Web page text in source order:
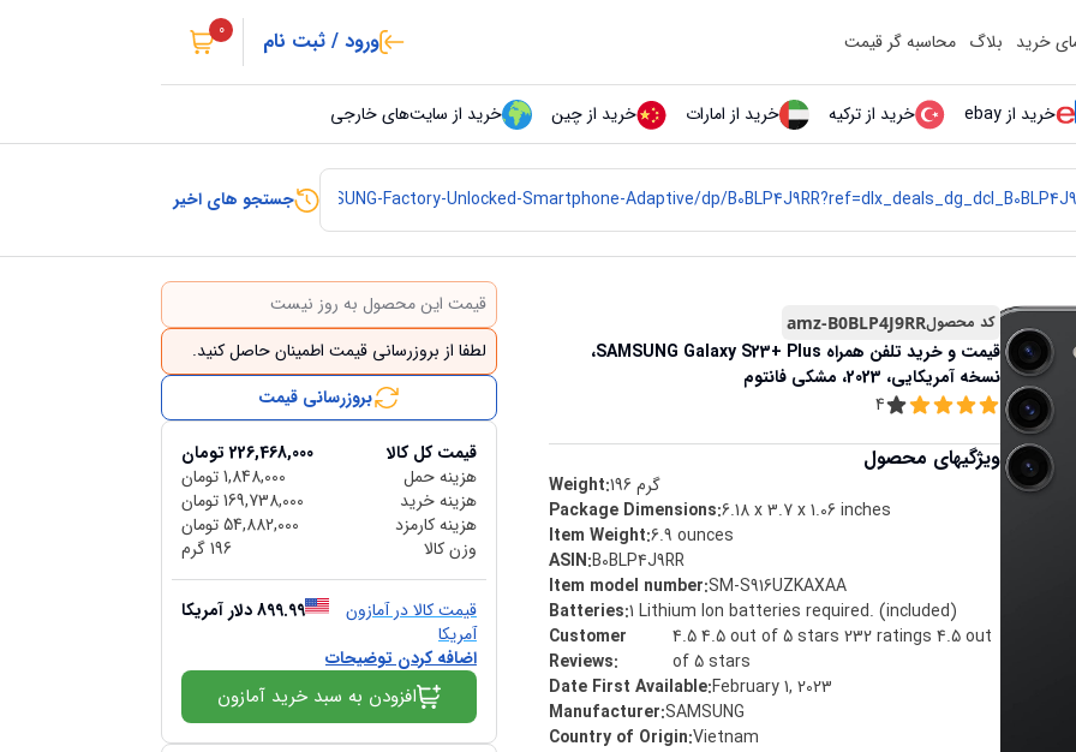
خرید بلاگ محاسبه گر قیمت ورود / ثبت نام 0
خرید از ebay خرید از ترکیه خرید از امارات خرید از چین خرید از سایت‌های خارجی
جستجو های اخیر
کد محصولamz-B0BLP4J9RR
قیمت و خرید
تلفن همراه SAMSUNG Galaxy S23+ Plus،
نسخه آمریکایی، 2023، مشکی فانتوم
4
ویژگیهای محصول
Weight:196 گرم
Package Dimensions:6.18 x 3.7 x 1.06 inches
Item Weight:6.9 ounces
ASIN:B0BLP4J9RR
Item model number:SM-S916UZKAXAA
Batteries:1 Lithium Ion batteries required. (included)
Customer
Reviews:
4.5 4.5 out of 5 stars 232 ratings 4.5 out
of 5 stars
Date First Available:February 1, 2023
Manufacturer:SAMSUNG
Country of Origin:Vietnam
قیمت این محصول به روز نیست
لطفا از بروزرسانی قیمت اطمینان حاصل کنید.
بروزرسانی قیمت
قیمت کل کالا 226,468,000 تومان
هزینه حمل
1,848,000 تومان
هزینه خرید
169,738,000 تومان
هزینه کارمزد
54,882,000 تومان
وزن کالا
196 گرم
قیمت کالا در آمازون
آمریکا
899.99 دلار آمریکا
اضافه کردن توضیحات
افزودن به سبد خرید آمازون